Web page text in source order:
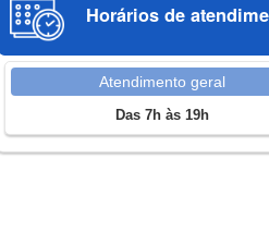
Horários de
Atendimento geral
Das 7h às 19h